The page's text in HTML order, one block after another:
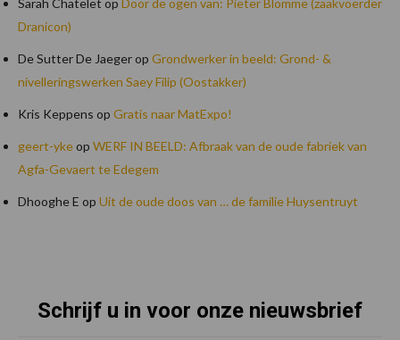
Sarah Chatelet op Door de ogen van: Pieter Blomme (zaakvoerder
Dranicon)
De Sutter De Jaegerop Grondwerker in beeld: Grond- &
nivelleringswerken Saey Filip (Oostakker)
Kris Keppens op Gratis naar MatExpo!
geert-ykeop WERF IN BEELD: Afbraak van de oude fabriek van
Agfa-Gevaert te Edegem
Dhooghe E op Uit de oude doos van … de familie Huysentruyt
FooterSchrijf u in voor onze nieuwsbrief